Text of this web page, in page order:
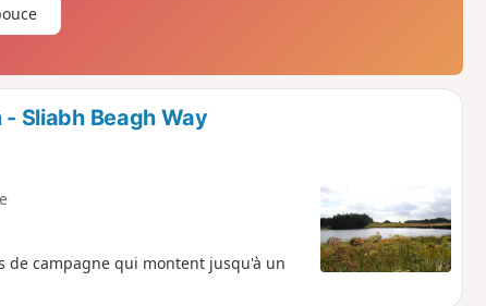
Sliabh Beagh Way
de campagne qui montent jusqu'à un